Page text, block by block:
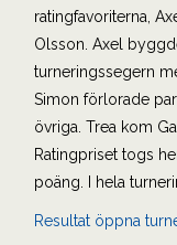
ratingfavoriterna,
Olsson. Axel
turneringssegern
Simon förlorade
övriga. Trea kom
Ratingpriset togs
poäng. I hela
Resultat öppna